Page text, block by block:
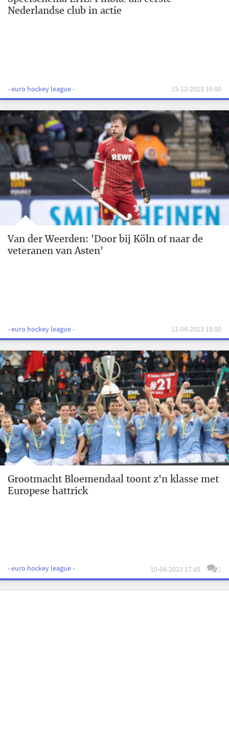
Nederlandse club in actie
- euro hockey league - 15-12-2023 16:00
Van der Weerden: 'Door bij Köln of naar de
veteranen van Asten'
- euro hockey league - 11-04-2023 18:00
Grootmacht Bloemendaal toont z'n klasse met
Europese hattrick
- euro hockey league - 10-04-2023 17:45 2